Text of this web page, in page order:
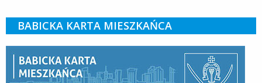
BABICKA KARTA MIESZKAŃCA